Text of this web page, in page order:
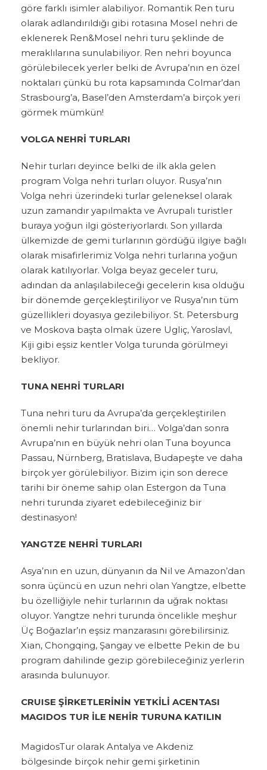
göre farklı isimler alabiliyor. Romantik Ren turu
olarak adlandırıldığı gibi rotasına Mosel nehri de
eklenerek Ren&Mosel nehri turu şeklinde de
meraklılarına sunulabiliyor. Ren nehri boyunca
görülebilecek yerler belki de Avrupa’nın en özel
noktaları çünkü bu rota kapsamında Colmar’dan
Strasbourg’a, Basel’den Amsterdam’a birçok yeri
görmek mümkün!
VOLGA NEHRİ TURLARI
Nehir turları deyince belki de ilk akla gelen
program Volga nehri turları oluyor. Rusya’nın
Volga nehri üzerindeki turlar geleneksel olarak
uzun zamandır yapılmakta ve Avrupalı turistler
buraya yoğun ilgi gösteriyorlardı. Son yıllarda
ülkemizde de gemi turlarının gördüğü ilgiye bağlı
olarak misafirlerimiz Volga nehri turlarına yoğun
olarak katılıyorlar. Volga beyaz geceler turu,
adından da anlaşılabileceği gecelerin kısa olduğu
bir dönemde gerçekleştiriliyor ve Rusya’nın tüm
güzellikleri doyasıya gezilebiliyor. St. Petersburg
ve Moskova başta olmak üzere Ugliç, Yaroslavl,
Kiji gibi eşsiz kentler Volga turunda görülmeyi
bekliyor.
TUNA NEHRİ TURLARI
Tuna nehri turu da Avrupa’da gerçekleştirilen
önemli nehir turlarından biri… Volga’dan sonra
Avrupa’nın en büyük nehri olan Tuna boyunca
Passau, Nürnberg, Bratislava, Budapeşte ve daha
birçok yer görülebiliyor. Bizim için son derece
tarihi bir öneme sahip olan Estergon da Tuna
nehri turunda ziyaret edebileceğiniz bir
destinasyon!
YANGTZE NEHRİ TURLARI
Asya’nın en uzun, dünyanın da Nil ve Amazon’dan
sonra üçüncü en uzun nehri olan Yangtze, elbette
bu özelliğiyle nehir turlarının da uğrak noktası
oluyor. Yangtze nehri turunda öncelikle meşhur
Üç Boğazlar’ın eşsiz manzarasını görebilirsiniz.
Xian, Chongqing, Şangay ve elbette Pekin de bu
program dahilinde gezip görebileceğiniz yerlerin
arasında bulunuyor.
CRUISE ŞİRKETLERİNİN YETKİLİ ACENTASI
MAGIDOS TUR İLE NEHİR TURUNA KATILIN
MagidosTur olarak Antalya ve Akdeniz
bölgesinde birçok nehir gemi şirketinin